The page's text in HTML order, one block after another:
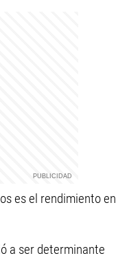
es el rendimiento en
a ser determinante